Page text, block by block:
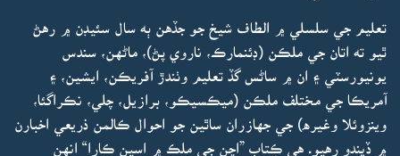
تعليم جي سلسلي ۾ الطاف شيخ جو جڏهن ٻه سال سئيڊن ۾ رهڻ
ٿيو ته اتان جي ملڪن (ڊئنمارڪ، ناروي پڻ)، ماڻهن، سندس
يونيورسٽي ۽ ان ۾ ساڻس گڏ تعليم وٺندڙ آفريڪن، ايشين، ۽
آمريڪا جي مختلف ملڪن (ميڪسيڪو، برازيل، چلي، نڪراگئا،
وينزوئلا وغيره) جي جهازران ساٿين جو احوال ڪالمن ذريعي اخبارن
۾ ڏيندو رهيو. هي ڪِتاب ”اڇن جي ملڪ ۾ اسين ڪارا“ انهن